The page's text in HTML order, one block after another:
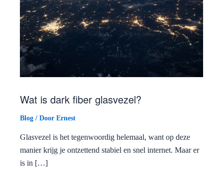
Wat is dark fiber glasvezel?
Blog / Door Ernest
Glasvezel is het tegenwoordig helemaal, want op deze
manier krijg je ontzettend stabiel en snel internet. Maar er
is in […]